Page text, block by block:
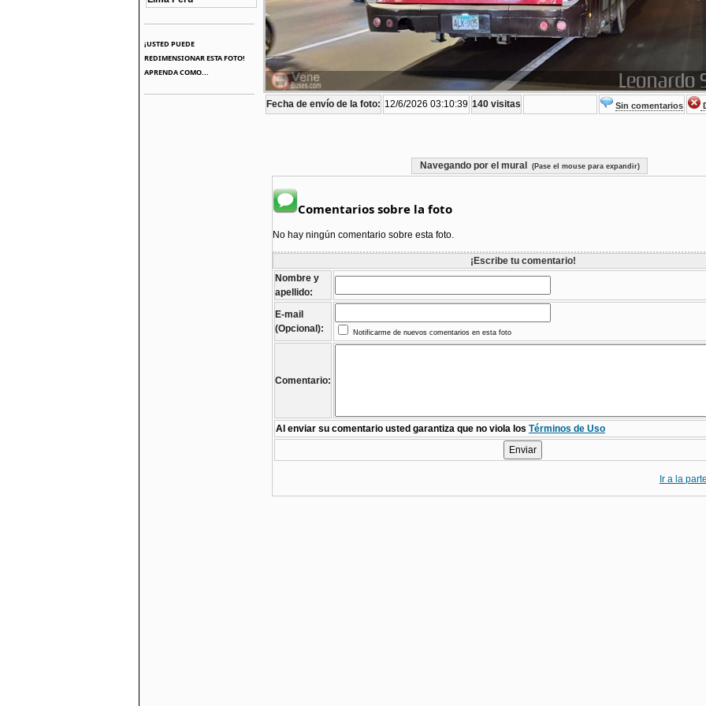
¡USTED PUEDE
REDIMENSIONAR ESTA FOTO!
APRENDA COMO...
Fecha de envío de la foto: 12/6/2026 03:10:39 140 visitas Sin comentarios
Navegando por el mural (Pase el mouse para expandir)
Comentarios sobre la foto
No hay ningún comentario sobre esta foto.
¡Escribe tu comentario!
Nombre y
apellido:
E-mail
(Opcional):
Notificarme de nuevos comentarios en esta foto
Comentario:
Al enviar su comentario usted garantiza que no viola los Términos de Uso
Ir a la